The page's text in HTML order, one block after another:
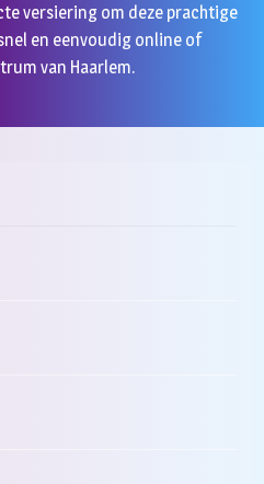
versiering om deze prachtige
en eenvoudig online of
van Haarlem.